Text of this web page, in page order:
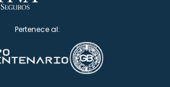
Pertenece al: